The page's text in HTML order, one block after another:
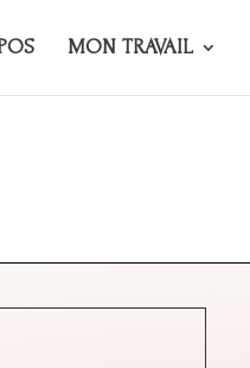
MON TRAVAIL